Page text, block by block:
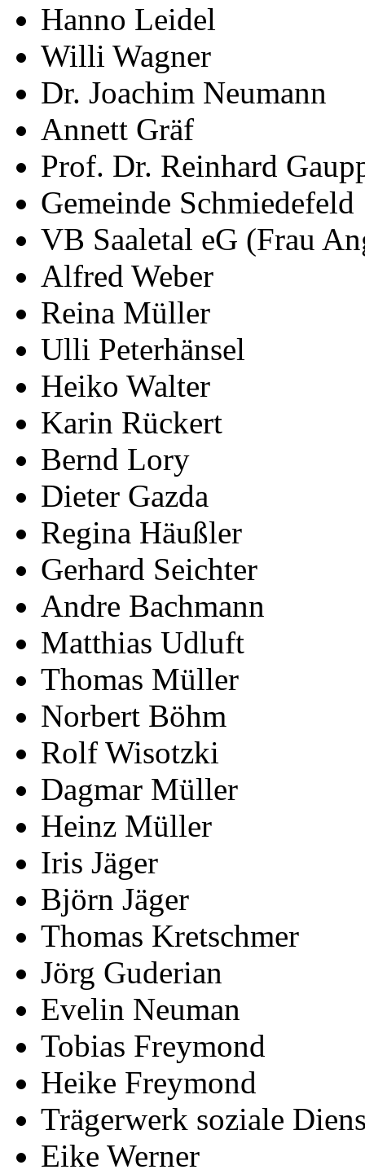
Hanno Leidel
Willi Wagner
Dr. Joachim Neumann
Annett Gräf
Prof. Dr. Reinhard
Gemeinde Schmiedefeld
VB Saaletal eG (Frau
Alfred Weber
Reina Müller
Ulli Peterhänsel
Heiko Walter
Karin Rückert
Bernd Lory
Dieter Gazda
Regina Häußler
Gerhard Seichter
Andre Bachmann
Matthias Udluft
Thomas Müller
Norbert Böhm
Rolf Wisotzki
Dagmar Müller
Heinz Müller
Iris Jäger
Björn Jäger
Thomas Kretschmer
Jörg Guderian
Evelin Neuman
Tobias Freymond
Heike Freymond
Trägerwerk soziale
Eike Werner